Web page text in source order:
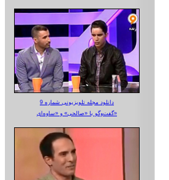
دانلود مجله تلویزیونی شماره 9
گفت‌وگو با «صالحی» و «ساوه‌ای»